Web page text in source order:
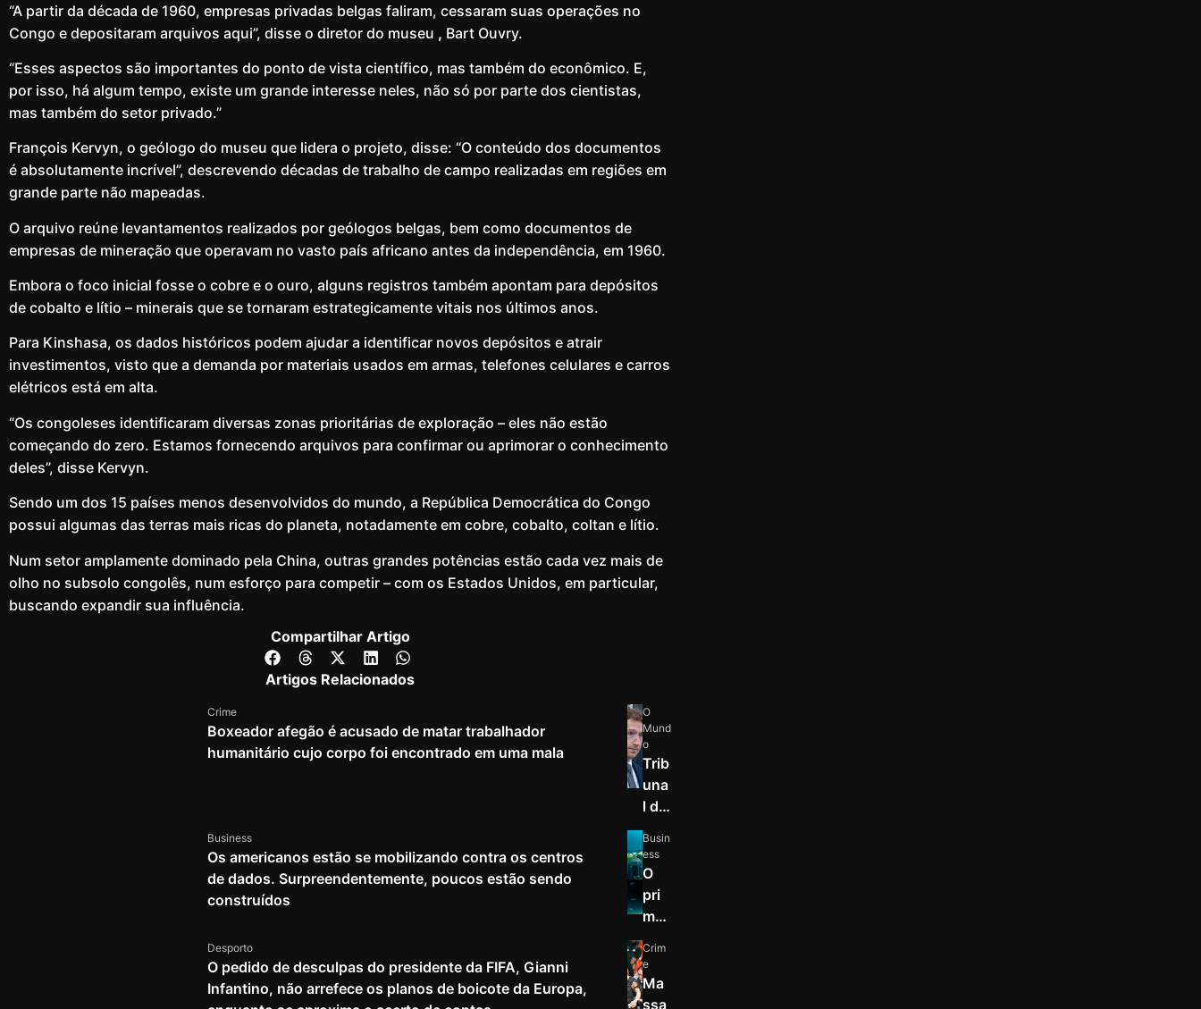
“A partir da década de 1960, empresas privadas belgas faliram, cessaram suas operações no
Congo e depositaram arquivos aqui”, disse o diretor do museu , Bart Ouvry.
“Esses aspectos são importantes do ponto de vista científico, mas também do econômico. E,
por isso, há algum tempo, existe um grande interesse neles, não só por parte dos cientistas,
mas também do setor privado.”
François Kervyn, o geólogo do museu que lidera o projeto, disse: “O conteúdo dos documentos
é absolutamente incrível”, descrevendo décadas de trabalho de campo realizadas em regiões em
grande parte não mapeadas.
O arquivo reúne levantamentos realizados por geólogos belgas, bem como documentos de
empresas de mineração que operavam no vasto país africano antes da independência, em 1960.
Embora o foco inicial fosse o cobre e o ouro, alguns registros também apontam para depósitos
de cobalto e lítio – minerais que se tornaram estrategicamente vitais nos últimos anos.
Para Kinshasa, os dados históricos podem ajudar a identificar novos depósitos e atrair
investimentos, visto que a demanda por materiais usados ​​em armas, telefones celulares e carros
elétricos está em alta.
“Os congoleses identificaram diversas zonas prioritárias de exploração – eles não estão
começando do zero. Estamos fornecendo arquivos para confirmar ou aprimorar o conhecimento
deles”, disse Kervyn.
Sendo um dos 15 países menos desenvolvidos do mundo, a República Democrática do Congo
possui algumas das terras mais ricas do planeta, notadamente em cobre, cobalto, coltan e lítio.
Num setor amplamente dominado pela China, outras grandes potências estão cada vez mais de
olho no subsolo congolês, num esforço para competir – com os Estados Unidos, em particular,
buscando expandir sua influência.
Compartilhar Artigo
Artigos Relacionados
Crime
Boxeador afegão é acusado de matar trabalhador
humanitário cujo corpo foi encontrado em uma mala
O
Mund
o
Trib
una
l do
Nov
o
Mé
xico
ord
que
a
Met
Business
Os americanos estão se mobilizando contra os centros
de dados. Surpreendentemente, poucos estão sendo
construídos
Busin
ess
O
pri
mei
ro
nov
o
hab
Desporto
O pedido de desculpas do presidente da FIFA, Gianni
Infantino, não arrefece os planos de boicote da Europa,
Crim
e
Ma
ssa